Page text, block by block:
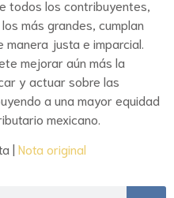
todos los contribuyentes,
más grandes, cumplan
justa e imparcial.
mejorar aún más la
y actuar sobre las
a una mayor equidad
mexicano.
| Nota original